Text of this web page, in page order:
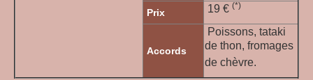
Prix 19 € (*)
Accords
Poissons, tataki
de thon, fromages
de chèvre.